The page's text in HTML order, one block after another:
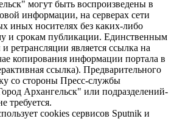
могут быть воспроизведены в
информации, на серверах сети
иных носителях без каких-либо
и срокам публикации. Единственным
ретрансляции является ссылка на
копирования информации портала в
ссылка). Предварительного
со стороны Пресс-службы
Архангельск" или подразделений-
требуется.
cookies сервисов Sputnik и